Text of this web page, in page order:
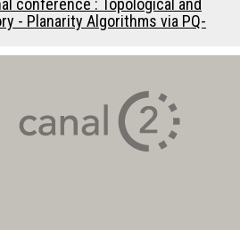
conference : Topological and
- Planarity Algorithms via PQ-